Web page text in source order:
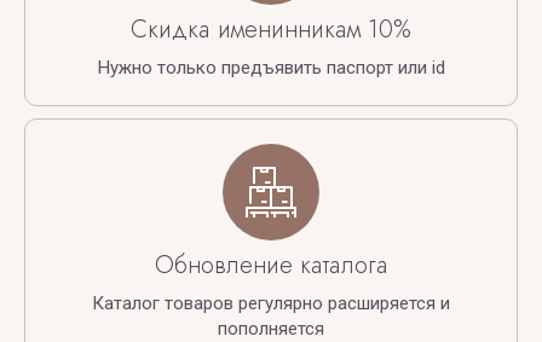
Скидка именинникам 10%
Нужно только предъявить паспорт или id
Обновление каталога
Каталог товаров регулярно расширяется и
пополняется